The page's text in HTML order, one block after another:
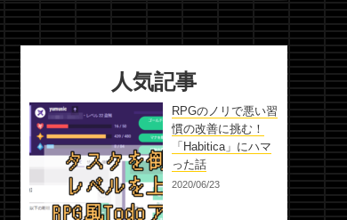
人気記事
RPGのノリで悪い習
慣の改善に挑む！
「Habitica」にハマ
った話
2020/06/23